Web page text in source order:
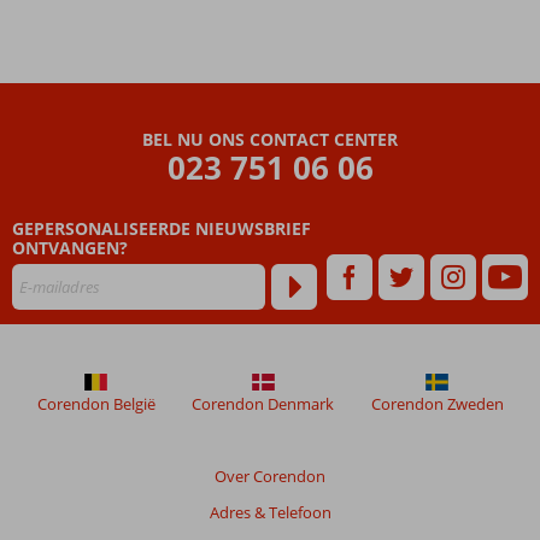
BEL NU ONS CONTACT CENTER
023 751 06 06
GEPERSONALISEERDE NIEUWSBRIEF
ONTVANGEN?
Over Corendon
Adres & Telefoon
Corendon België Corendon Denmark Corendon Zweden